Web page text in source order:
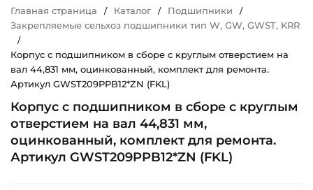
Главная страница / Каталог / Подшипники /
Закрепляемые сельхоз подшипники тип W, GW, GWST, KRR
/
Корпус с подшипником в сборе с круглым отверстием на
вал 44,831 мм, оцинкованный, комплект для ремонта.
Артикул GWST209PPB12*ZN (FKL)
Корпус с подшипником в сборе с круглым
отверстием на вал 44,831 мм,
оцинкованный, комплект для ремонта.
Артикул GWST209PPB12*ZN (FKL)